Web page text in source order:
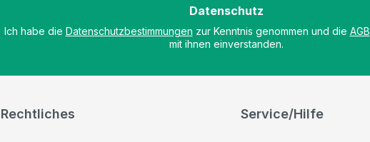
Datenschutz
Ich habe die Datenschutzbestimmungen zur Kenntnis genommen und die AGB
mit ihnen einverstanden.
Rechtliches Service/Hilfe